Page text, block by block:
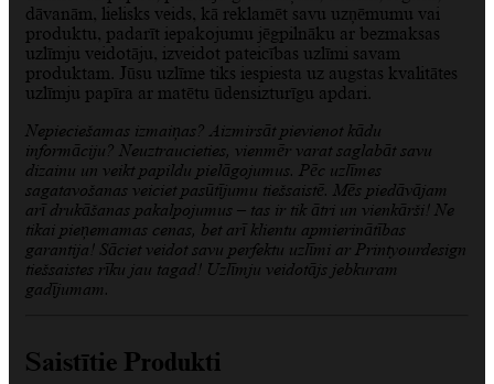
dāvanām, lielisks veids, kā reklamēt savu uzņēmumu vai
produktu, padarīt iepakojumu jēgpilnāku ar bezmaksas
uzlīmju veidotāju, izveidot pateicības uzlīmi savam
produktam. Jūsu uzlīme tiks iespiesta uz augstas kvalitātes
uzlīmju papīra ar matētu ūdensizturīgu apdari.
Nepieciešamas izmaiņas? Aizmirsāt pievienot kādu
informāciju? Neuztraucieties, vienmēr varat saglabāt savu
dizainu un veikt papildu pielāgojumus. Pēc uzlīmes
sagatavošanas veiciet pasūtījumu tiešsaistē. Mēs piedāvājam
arī drukāšanas pakalpojumus – tas ir tik ātri un vienkārši! Ne
tikai pieņemamas cenas, bet arī klientu apmierinātības
garantija! Sāciet veidot savu perfektu uzlīmi ar Printyourdesign
tiešsaistes rīku jau tagad! Uzlīmju veidotājs jebkuram
gadījumam.
Saistītie Produkti